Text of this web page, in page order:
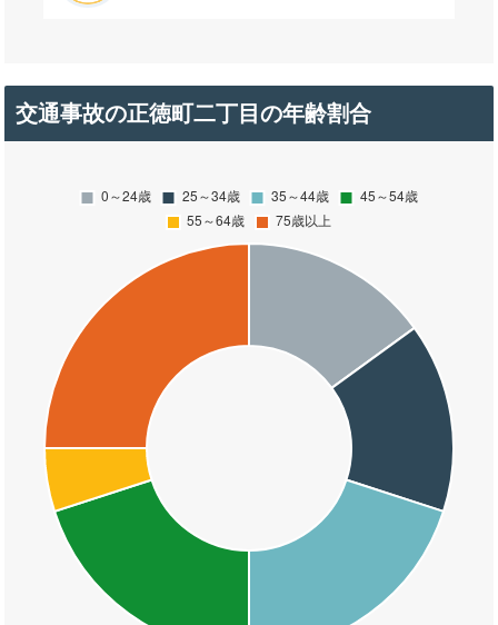
交通事故の正徳町二丁目の年齢割合